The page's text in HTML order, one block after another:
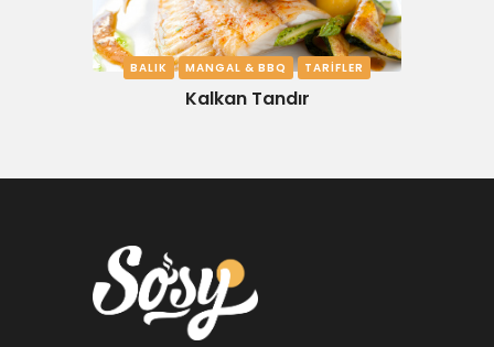
BALIK MANGAL & BBQ TARIFLER
Kalkan Tandır